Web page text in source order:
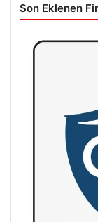
Son Eklenen